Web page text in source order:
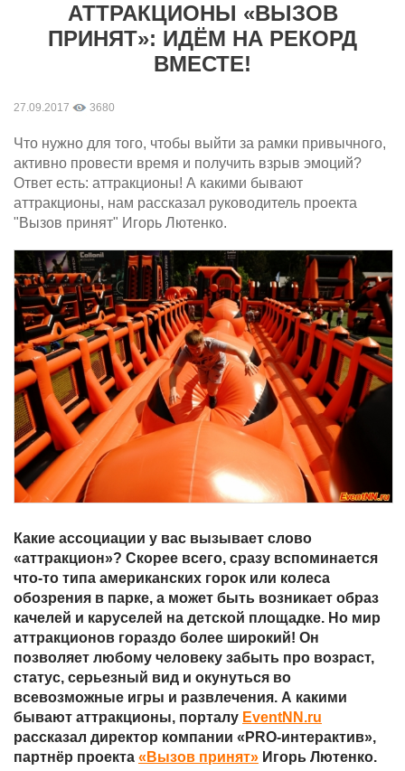
АТТРАКЦИОНЫ «ВЫЗОВ
ПРИНЯТ»: ИДЁМ НА РЕКОРД
ВМЕСТЕ!
27.09.2017 3680
Что нужно для того, чтобы выйти за рамки привычного,
активно провести время и получить взрыв эмоций?
Ответ есть: аттракционы! А какими бывают
аттракционы, нам рассказал руководитель проекта
"Вызов принят" Игорь Лютенко.
Какие ассоциации у вас вызывает слово
«аттракцион»? Скорее всего, сразу вспоминается
что-то типа американских горок или колеса
обозрения в парке, а может быть возникает образ
качелей и каруселей на детской площадке. Но мир
аттракционов гораздо более широкий! Он
позволяет любому человеку забыть про возраст,
статус, серьезный вид и окунуться во
всевозможные игры и развлечения. А какими
бывают аттракционы, порталу EventNN.ru
рассказал директор компании « PRO-интерактив»,
партнёр проекта «Вызов принят» Игорь Лютенко.